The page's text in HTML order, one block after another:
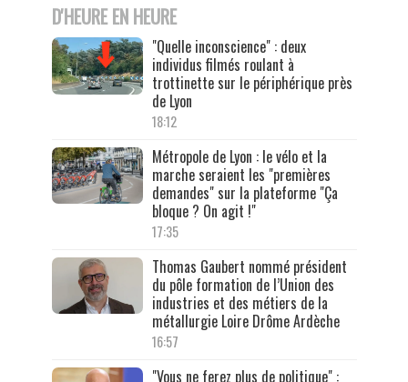
D'HEURE EN HEURE
"Quelle inconscience" : deux
individus filmés roulant à
trottinette sur le périphérique près
de Lyon
18:12
Métropole de Lyon : le vélo et la
marche seraient les "premières
demandes" sur la plateforme "Ça
bloque ? On agit !"
17:35
Thomas Gaubert nommé président
du pôle formation de l’Union des
industries et des métiers de la
métallurgie Loire Drôme Ardèche
16:57
"Vous ne ferez plus de politique" :